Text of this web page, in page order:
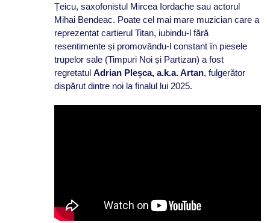
Țeicu, saxofonistul Mircea Iordache sau actorul
Mihai Bendeac. Poate cel mai mare muzician care a
reprezentat cartierul Titan, iubindu-l fără
resentimente și promovându-l constant în piesele
trupelor sale (Timpuri Noi și Partizan) a fost
regretatul Adrian Pleșca, a.k.a. Artan, fulgerător
dispărut dintre noi la finalul lui 2025.